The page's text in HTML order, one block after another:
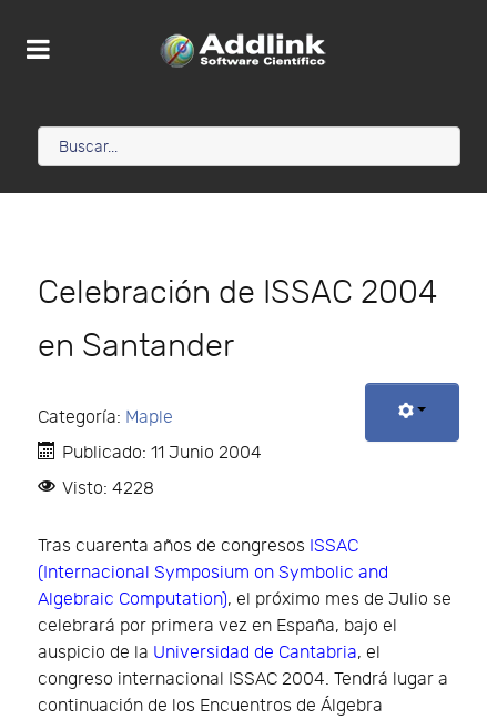
Celebración de ISSAC 2004
en Santander
Categoría: Maple
Publicado: 11 Junio 2004
Visto: 4228
Tras cuarenta años de congresos ISSAC
(Internacional Symposium on Symbolic and
Algebraic Computation), el próximo mes de Julio se
celebrará por primera vez en España, bajo el
auspicio de la Universidad de Cantabria, el
congreso internacional ISSAC 2004. Tendrá lugar a
continuación de los Encuentros de Álgebra